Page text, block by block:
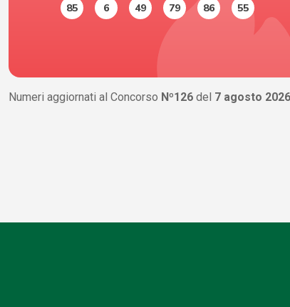
85 6 49 79 86 55
Numeri aggiornati al Concorso Nº126 del 7 agosto 2026